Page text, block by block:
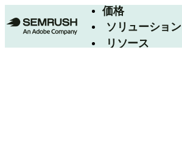
価格
ソリューション
リソース